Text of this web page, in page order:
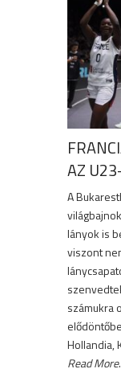
AZ
A
lányok is
viszont
számukra
Hollandia,
Read More